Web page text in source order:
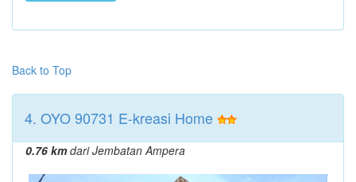
Back to Top
4. OYO 90731 E-kreasi Home
0.76 kmdari Jembatan Ampera